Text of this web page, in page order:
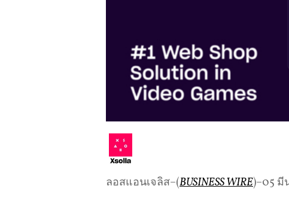
ลอสแอนเจลิส–(BUSINESS WIRE)–05 มี